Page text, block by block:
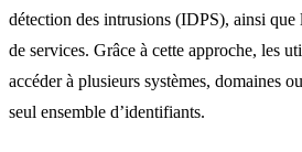
détection des intrusions (IDPS), ainsi que
de services. Grâce à cette approche, les
accéder à plusieurs systèmes, domaines
seul ensemble d’identifiants.